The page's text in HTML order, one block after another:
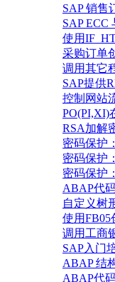
SAP 销售
SAP ECC
使用
采购订单
调用其它
SAP提供
控制网站
PO(PI,XI)
RSA加解
密码保护
密码保护
密码保护
ABAP代
自定义树
使用FB05
调用工商
SAP入门
ABAP 结
ABAP代